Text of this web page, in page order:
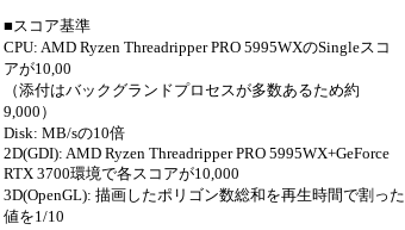
■スコア基準
CPU: AMD Ryzen Threadripper PRO 5995WXのSingleスコ
アが10,00
（添付はバックグランドプロセスが多数あるため約
9,000）
Disk: MB/sの10倍
2D(GDI): AMD Ryzen Threadripper PRO 5995WX+GeForce
RTX 3700環境で各スコアが10,000
3D(OpenGL): 描画したポリゴン数総和を再生時間で割った
値を1/10